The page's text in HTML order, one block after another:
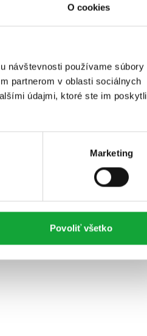
O cookies
návštevnosti používame súbory
partnerom v oblasti sociálnych
údajmi, ktoré ste im poskytli
Marketing
Povoliť všetko